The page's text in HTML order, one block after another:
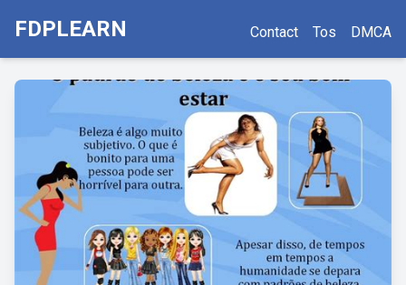
FDPLEARN Contact Tos DMCA